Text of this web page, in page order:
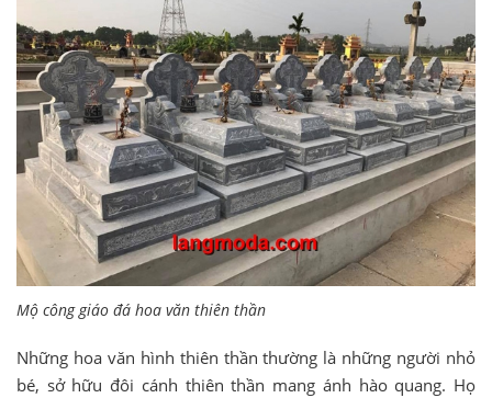
Mộ công giáo đá hoa văn thiên thần
Những hoa văn hình thiên thần thường là những người nhỏ
bé, sở hữu đôi cánh thiên thần mang ánh hào quang. Họ